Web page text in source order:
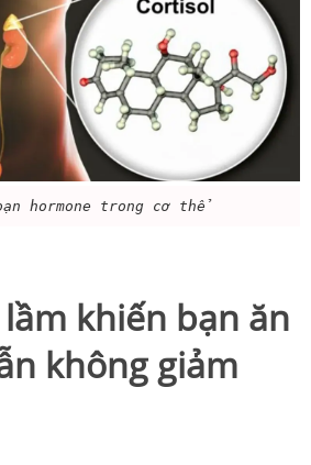
hormone trong cơ thể
khiến bạn ăn
không giảm